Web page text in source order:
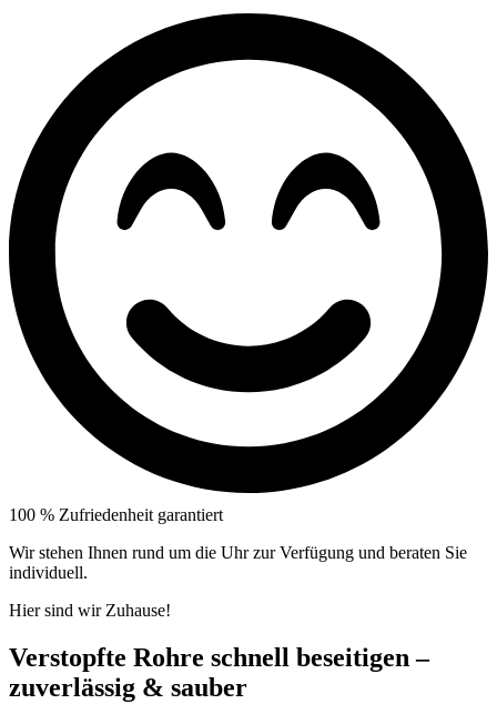
100 % Zufriedenheit garantiert
Wir stehen Ihnen rund um die Uhr zur Verfügung und beraten Sie
individuell.
Hier sind wir Zuhause!
Verstopfte Rohre schnell beseitigen –
zuverlässig & sauber